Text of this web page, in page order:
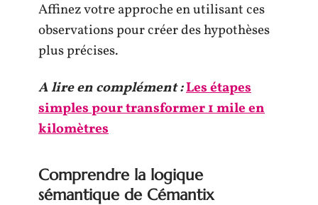
Affinez votre approche en utilisant ces
observations pour créer des hypothèses
plus précises.
A lire en complément :Les étapes
simples pour transformer 1 mile en
kilomètres
Comprendre la logique
sémantique de Cémantix